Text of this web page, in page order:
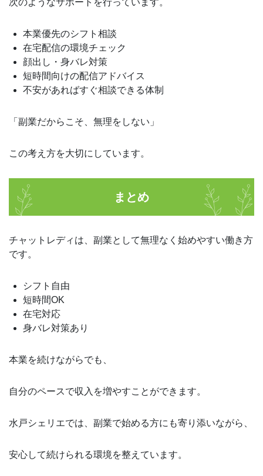
次のようなサポートを行っています。
本業優先のシフト相談
在宅配信の環境チェック
顔出し・身バレ対策
短時間向けの配信アドバイス
不安があればすぐ相談できる体制
「副業だからこそ、無理をしない」
この考え方を大切にしています。
まとめ
チャットレディは、副業として無理なく始めやすい働き方
です。
シフト自由
短時間OK
在宅対応
身バレ対策あり
本業を続けながらでも、
自分のペースで収入を増やすことができます。
水戸シェリエでは、副業で始める方にも寄り添いながら、
安心して続けられる環境を整えています。